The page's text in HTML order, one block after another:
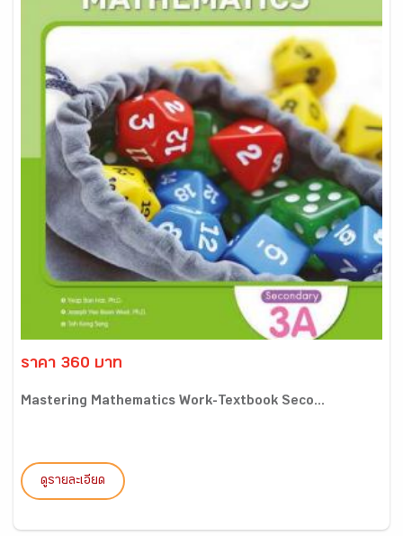
ราคา 360 บาท
Mastering Mathematics Work-Textbook Seco...
ดูรายละเอียด